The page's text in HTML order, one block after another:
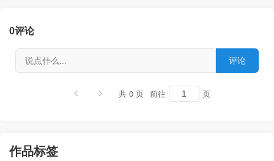
0评论
共 0 页 前往 页
作品标签